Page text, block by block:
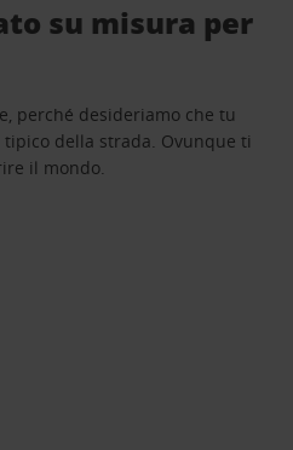
su misura per
perché desideriamo che tu
della strada. Ovunque ti
il mondo.